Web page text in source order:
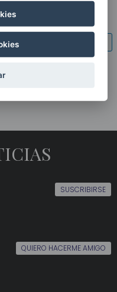
Piotr Ilich Tchaikovsky
TWITTER
SUSCRIBIRSE
QUIERO HACERME AMIGO